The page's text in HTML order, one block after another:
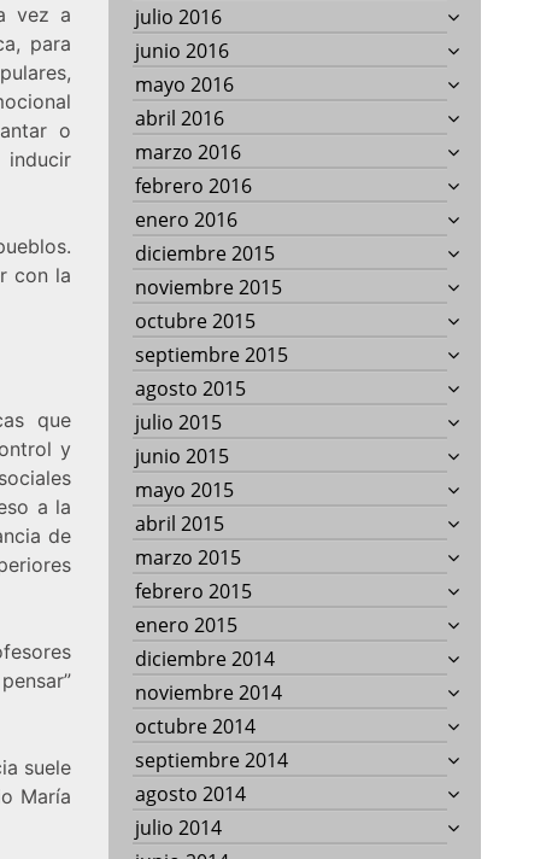
vez a
para
o
con la
que
y
a la
de
suele
María
julio 2016
junio 2016
mayo 2016
abril 2016
marzo 2016
febrero 2016
enero 2016
diciembre 2015
noviembre 2015
octubre 2015
septiembre 2015
agosto 2015
julio 2015
junio 2015
mayo 2015
abril 2015
marzo 2015
febrero 2015
enero 2015
diciembre 2014
noviembre 2014
octubre 2014
septiembre 2014
agosto 2014
julio 2014